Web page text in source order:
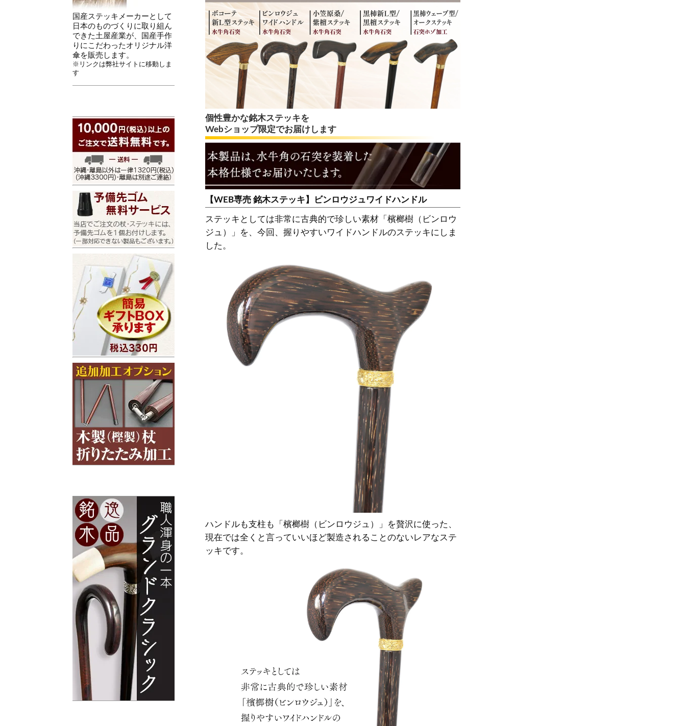
個性豊かな銘木ステッキを
Webショップ限定でお届けします
【WEB専売 銘木ステッキ】ビンロウジュワイドハンドル
ステッキとしては非常に古典的で珍しい素材「檳榔樹（ビンロウ
ジュ）」を、今回、握りやすいワイドハンドルのステッキにしま
した。
ハンドルも支柱も「檳榔樹（ビンロウジュ）」を贅沢に使った、
現在では全くと言っていいほど製造されることのないレアなステ
ッキです。
国産ステッキメーカーとして
日本のものづくりに取り組ん
できた土屋産業が、国産手作
りにこだわったオリジナル洋
傘を販売します。
※リンクは弊社サイトに移動しま
す